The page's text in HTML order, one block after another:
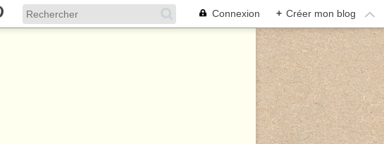
Connexion + Créer mon blog